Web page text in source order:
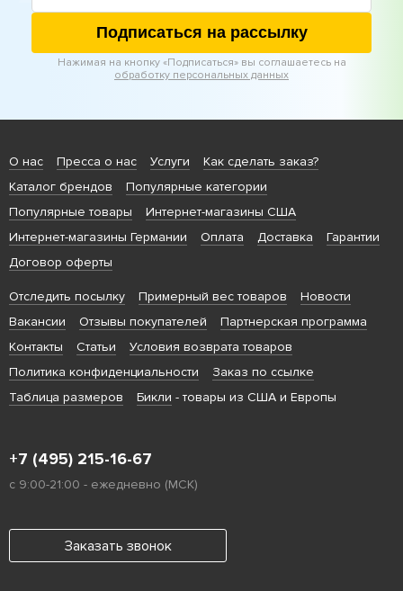
Подписаться на рассылку
Нажимая на кнопку «Подписаться» вы соглашаетесь на
обработку персональных данных
О нас Пресса о нас Услуги
Как сделать заказ?
Каталог брендов
Популярные категории
Популярные товары
Интернет-магазины США
Интернет-магазины Германии
Оплата Доставка
Гарантии
Договор оферты
Отследить посылку Примерный вес товаров
Новости
Вакансии
Отзывы покупателей
Партнерская программа
Контакты
Статьи
Условия возврата товаров
Политика конфиденциальности
Заказ по ссылке
Таблица размеров
Бикли - товары из США и Европы
+7 (495) 215-16-67
с 9:00-21:00 - ежедневно (МСК)
Заказать звонок